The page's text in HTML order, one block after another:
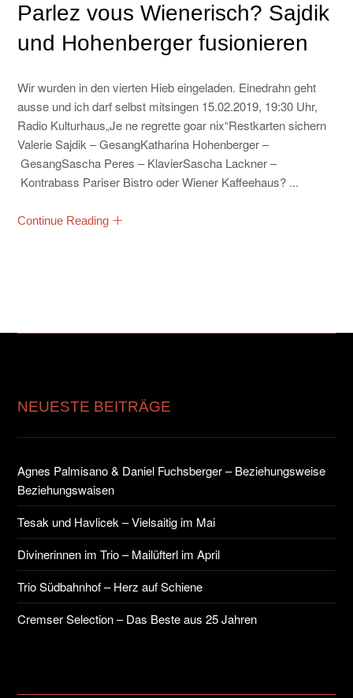
Parlez vous Wienerisch? Sajdik
und Hohenberger fusionieren
Wir wurden in den vierten Hieb eingeladen. Einedrahn geht
ausse und ich darf selbst mitsingen 15.02.2019, 19:30 Uhr,
Radio Kulturhaus„Je ne regrette goar nix“Restkarten sichern
Valerie Sajdik – GesangKatharina Hohenberger –
GesangSascha Peres – KlavierSascha Lackner –
Kontrabass Pariser Bistro oder Wiener Kaffeehaus? ...
Continue Reading
NEUESTE BEITRÄGE
Agnes Palmisano & Daniel Fuchsberger – Beziehungsweise
Beziehungswaisen
Tesak und Havlicek – Vielsaitig im Mai
Divinerinnen im Trio – Mailüfterl im April
Trio Südbahnhof – Herz auf Schiene
Cremser Selection – Das Beste aus 25 Jahren